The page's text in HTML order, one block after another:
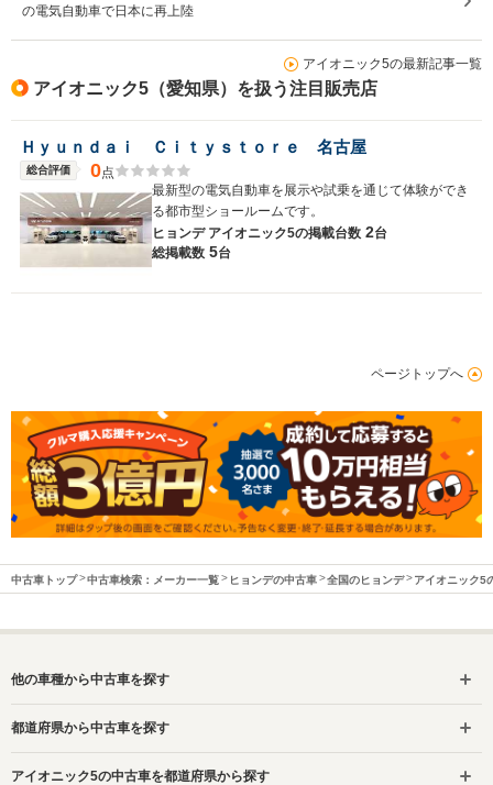
の電気自動車で日本に再上陸
アイオニック5の最新記事一覧
アイオニック5（愛知県）を扱う注目販売店
Ｈｙｕｎｄａｉ Ｃｉｔｙｓｔｏｒｅ 名古屋
総合評価 0点
最新型の電気自動車を展示や試乗を通じて体験ができ
る都市型ショールームです。
ヒョンデ アイオニック5の掲載台数 2台
総掲載数 5台
ページトップへ
中古車トップ 中古車検索：メーカー一覧 ヒョンデの中古車 全国のヒョンデ アイオニック5
他の車種から中古車を探す
都道府県から中古車を探す
アイオニック5の中古車を都道府県から探す